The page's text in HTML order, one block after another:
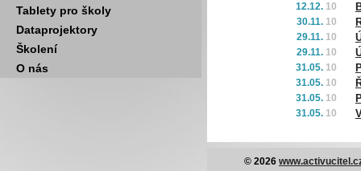
Tablety pro školy
Dataprojektory
Školení
O nás
12.12. 10
30.11. 10
29.11. 10
29.11. 10
31.05. 10
31.05. 10
31.05. 10
31.05. 10
© 2026